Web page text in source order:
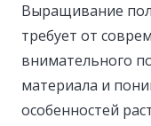
Выращивание
требует от
внимательного
материала и
особенностей